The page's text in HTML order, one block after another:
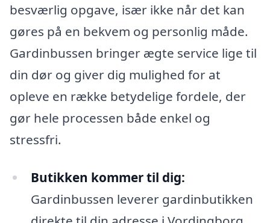
besværlig opgave, især ikke når det kan
gøres på en bekvem og personlig måde.
Gardinbussen bringer ægte service lige til
din dør og giver dig mulighed for at
opleve en række betydelige fordele, der
gør hele processen både enkel og
stressfri.
Butikken kommer til dig:
Gardinbussen leverer gardinbutikken